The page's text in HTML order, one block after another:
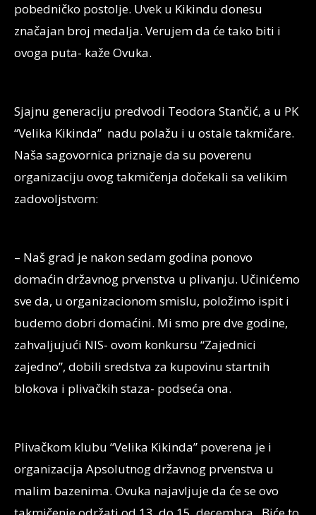
pobedničko postolje. Uvek u Kikindu donesu
značajan broj medalja. Verujem da će tako biti i
ovoga puta- kaže Ovuka.
Sjajnu generaciju predvodi Teodora Stančić, a u PK
“Velika Kikinda” nadu polažu i u ostale takmičare.
Naša sagovornica priznaje da su poverenu
organizaciju ovog takmičenja dočekali sa velikim
zadovoljstvom:
– Naš grad je nakon sedam godina ponovo
domaćin državnog prvenstva u plivanju. Učinićemo
sve da, u organizacionom smislu, položimo ispit i
budemo dobri domaćini. Mi smo pre dve godine,
zahvaljujući NIS- ovom konkursu “Zajednici
zajedno”, dobili sredstva za kupovinu startnih
blokova i plivačkih staza- podseća ona.
Plivačkom klubu “Velika Kikinda” poverena je i
organizacija Apsolutnog državnog prvenstva u
malim bazenima. Ovuka najavljuje da će se ovo